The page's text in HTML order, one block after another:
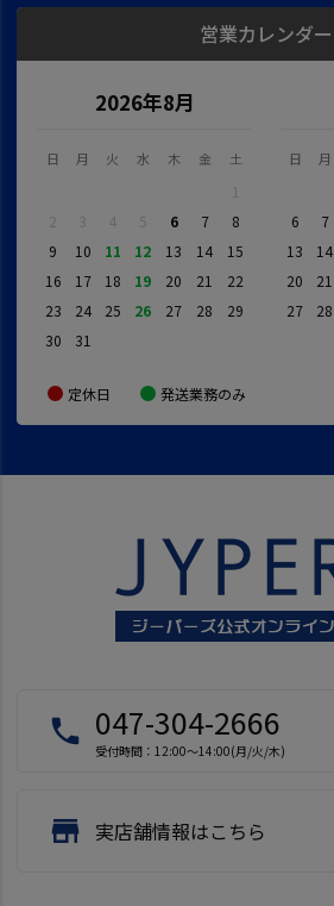
営業カレンダー
2026年8月
日 月 火 水 木 金 土
1
2
3 4 5 6 7
8
9
10 11 12 13 14
15
16
17 18 19 20 21
22
23
24 25 26 27 28
29
30
31
日 月
6
7
13
14
20
21
27
28
定休日 発送業務のみ
local_phone 047-304-2666
受付時間：12:00～14:00(月/火/木)
store 実店舗情報はこちら